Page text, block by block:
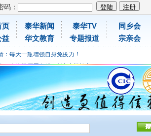
码：
页
益
泰华新闻
华文教育
泰华TV
专题报道
同乡会
宗亲会
，人体胶原蛋白维C应该这样补充
健康，免费领取日本原装尤妮佳超立体儿童防飞沫口罩
：每天一瓶增强自身免疫力！
，人体胶原蛋白维C应该这样补充
健康，免费领取日本原装尤妮佳超立体儿童防飞沫口罩
：每天一瓶增强自身免疫力！